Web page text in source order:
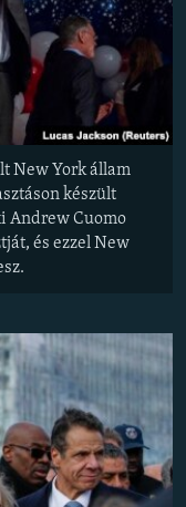
New York állam
készült
Andrew Cuomo
és ezzel New